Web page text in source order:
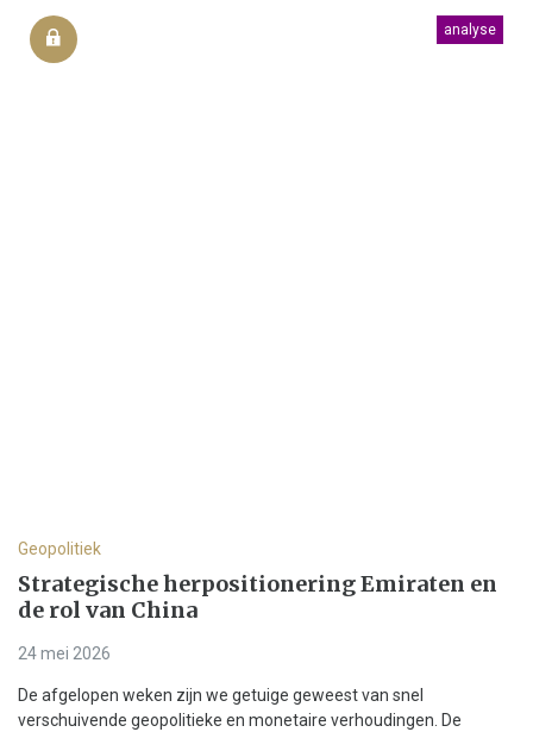
analyse
Geopolitiek
Strategische herpositionering Emiraten en
de rol van China
24 mei 2026
De afgelopen weken zijn we getuige geweest van snel
verschuivende geopolitieke en monetaire verhoudingen. De